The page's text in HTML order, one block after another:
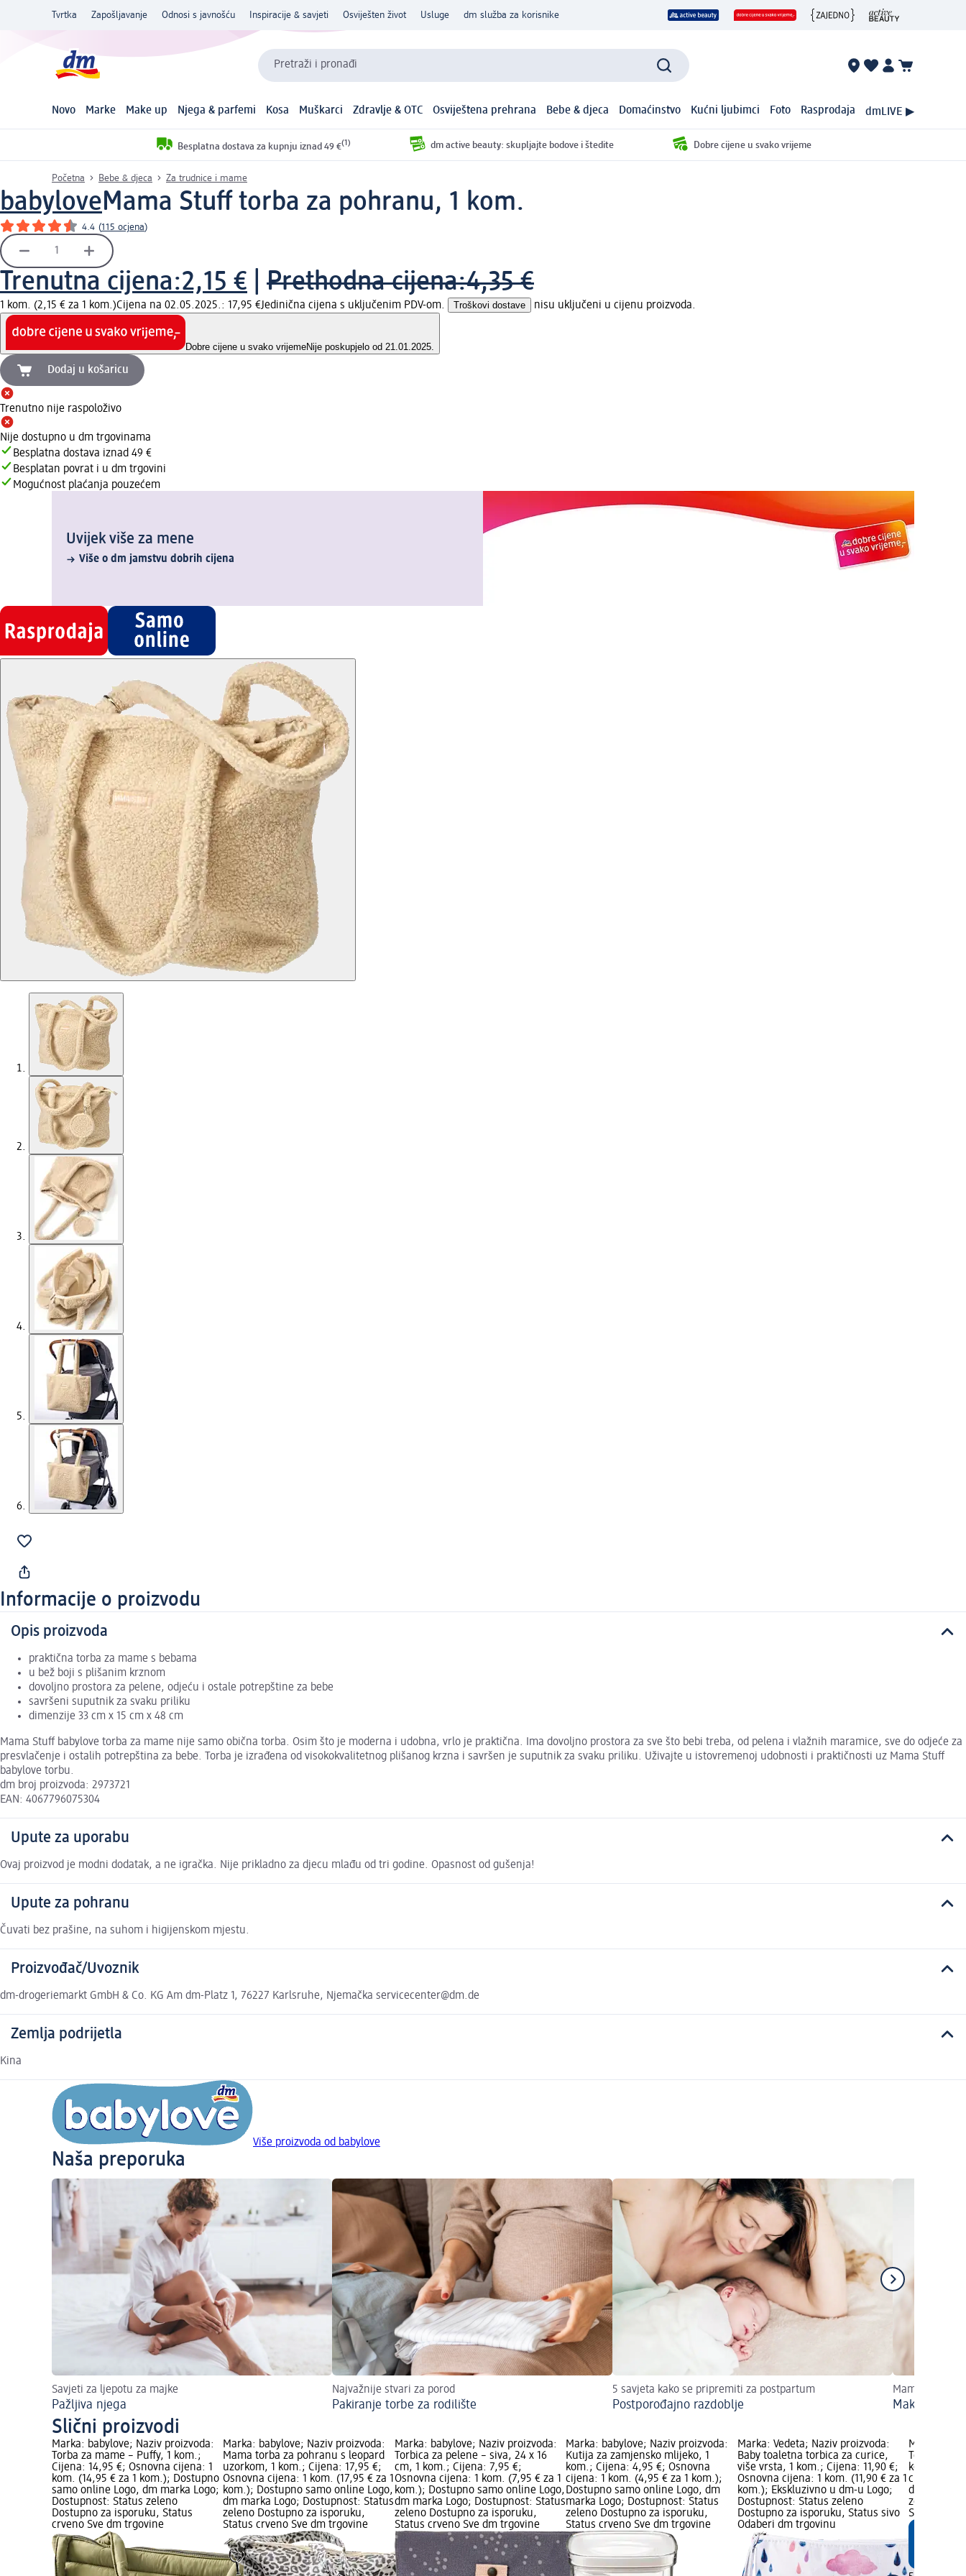
Tvrtka Zapošljavanje Odnosi s javnošću Inspiracije & savjeti Osviješten život Usluge dm služba za korisnike
Pretraži i pronađi
Novo Marke Make up Njega & parfemi Kosa Muškarci Zdravlje & OTC Osviještena prehrana Bebe & djeca Domaćinstvo Kućni ljubimci Foto Rasprodaja dmLIVE ▶
Besplatna dostava za kupnju iznad 49 €(1) dm active beauty: skupljajte bodove i štedite Dobre cijene u svako vrijeme
Početna Bebe & djeca Za trudnice i mame
babyloveMama Stuff torba za pohranu, 1 kom.
4.4 (115 ocjena)
Trenutna cijena:2,15 € Prethodna cijena:4,35 €
1 kom. (2,15 € za 1 kom.)Cijena na 02.05.2025.: 17,95 €Jedinična cijena s uključenim PDV-om. Troškovi dostave nisu uključeni u cijenu proizvoda.
Dobre cijene u svako vrijemeNije poskupjelo od 21.01.2025.
Dodaj u košaricu
Trenutno nije raspoloživo
Nije dostupno u dm trgovinama
Besplatna dostava iznad 49 €
Besplatan povrat i u dm trgovini
Mogućnost plaćanja pouzećem
Uvijek više za mene
Više o dm jamstvu dobrih cijena
Informacije o proizvodu
Opis proizvoda
praktična torba za mame s bebama
u bež boji s plišanim krznom
dovoljno prostora za pelene, odjeću i ostale potrepštine za bebe
savršeni suputnik za svaku priliku
dimenzije 33 cm x 15 cm x 48 cm
Mama Stuff babylove torba za mame nije samo obična torba. Osim što je moderna i udobna, vrlo je praktična. Ima dovoljno prostora za sve što bebi treba, od pelena i vlažnih maramice, sve do odjeće za
presvlačenje i ostalih potrepština za bebe. Torba je izrađena od visokokvalitetnog plišanog krzna i savršen je suputnik za svaku priliku. Uživajte u istovremenoj udobnosti i praktičnosti uz Mama Stuff
babylove torbu.
dm broj proizvoda: 2973721
EAN: 4067796075304
Upute za uporabu
Ovaj proizvod je modni dodatak, a ne igračka. Nije prikladno za djecu mlađu od tri godine. Opasnost od gušenja!
Upute za pohranu
Čuvati bez prašine, na suhom i higijenskom mjestu.
Proizvođač/Uvoznik
dm-drogeriemarkt GmbH & Co. KG Am dm-Platz 1, 76227 Karlsruhe, Njemačka servicecenter@dm.de
Zemlja podrijetla
Kina
Više proizvoda od babylove
Naša preporuka
Savjeti za ljepotu za majke
Pažljiva njega
Najvažnije stvari za porod
Pakiranje torbe za rodilište
5 savjeta kako se pripremiti za postpartum
Postporođajno razdoblje
Mame i make-
Make-up za
Slični proizvodi
Marka: babylove; Naziv proizvoda:
Torba za mame – Puffy, 1 kom.;
Cijena: 14,95 €; Osnovna cijena: 1
kom. (14,95 € za 1 kom.); Dostupno
samo online Logo, dm marka Logo;
Dostupnost: Status zeleno
Dostupno za isporuku, Status
crveno Sve dm trgovine
Marka: babylove; Naziv proizvoda:
Mama torba za pohranu s leopard
uzorkom, 1 kom.; Cijena: 17,95 €;
Osnovna cijena: 1 kom. (17,95 € za 1
kom.); Dostupno samo online Logo,
dm marka Logo; Dostupnost: Status
zeleno Dostupno za isporuku,
Status crveno Sve dm trgovine
Marka: babylove; Naziv proizvoda:
Torbica za pelene – siva, 24 x 16
cm, 1 kom.; Cijena: 7,95 €;
Osnovna cijena: 1 kom. (7,95 € za 1
kom.); Dostupno samo online Logo,
dm marka Logo; Dostupnost: Status
zeleno Dostupno za isporuku,
Status crveno Sve dm trgovine
Marka: babylove; Naziv proizvoda:
Kutija za zamjensko mlijeko, 1
kom.; Cijena: 4,95 €; Osnovna
cijena: 1 kom. (4,95 € za 1 kom.);
Dostupno samo online Logo, dm
marka Logo; Dostupnost: Status
zeleno Dostupno za isporuku,
Status crveno Sve dm trgovine
Marka: Vedeta; Naziv proizvoda:
Baby toaletna torbica za curice,
više vrsta, 1 kom.; Cijena: 11,90 €;
Osnovna cijena: 1 kom. (11,90 € za 1
kom.); Ekskluzivno u dm-u Logo;
Dostupnost: Status zeleno
Dostupno za isporuku, Status sivo
Odaberi dm trgovinu
Marka:
Termo
kom.;
cijena: 1
dm marka
zeleno
Status sivo